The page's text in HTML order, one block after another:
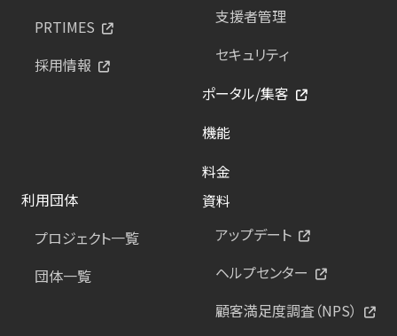
PRTIMES
採用情報
支援者管理
セキュリティ
ポータル/集客
機能
料金
利用団体
プロジェクト一覧
団体一覧
資料
アップデート
ヘルプセンター
顧客満足度調査（NPS）